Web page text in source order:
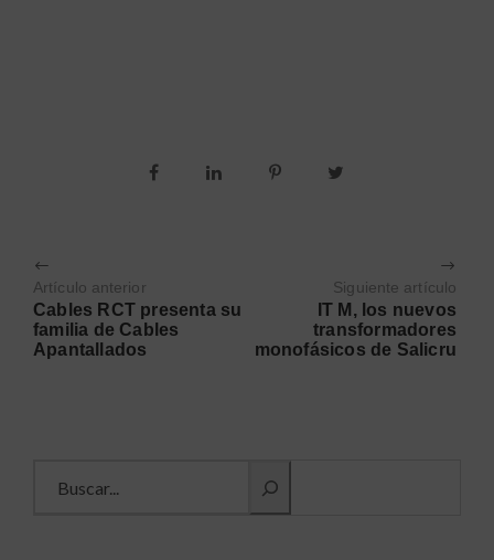
Artículo anterior
Cables RCT presenta su
familia de Cables
Apantallados
Siguiente artículo
IT M, los nuevos
transformadores
monofásicos de Salicru